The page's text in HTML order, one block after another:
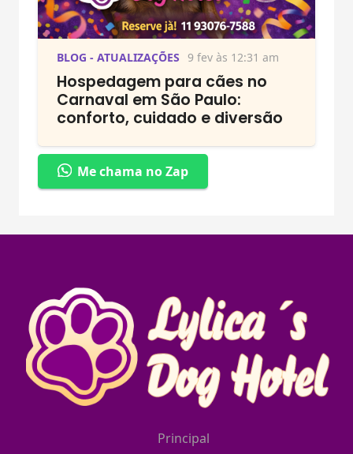
BLOG - ATUALIZAÇÕES 9 fev às 12:31 am
Hospedagem para cães no
Carnaval em São Paulo:
conforto, cuidado e diversão
Me chama no Zap
Principal